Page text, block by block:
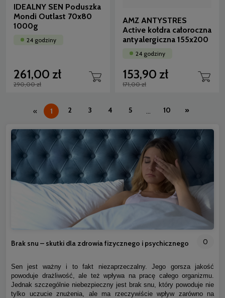
IDEALNY SEN Poduszka
Mondi Outlast 70x80
1000g
24 godziny
261,00 zł
290,00 zł
AMZ ANTYSTRES
Active kołdra całoroczna
antyalergiczna 155x200
24 godziny
153,90 zł
171,00 zł
« 1 2 3 4 5 ... 10 »
Brak snu – skutki dla zdrowia fizycznego i psychicznego 0
Sen jest ważny i to fakt niezaprzeczalny. Jego gorsza jakość
powoduje drażliwość, ale też wpływa na pracę całego organizmu.
Jednak szczególnie niebezpieczny jest brak snu, który powoduje nie
tylko uczucie znużenia, ale ma rzeczywiście wpływ zarówno na